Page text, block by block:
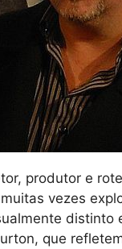
produtor e
vezes
que